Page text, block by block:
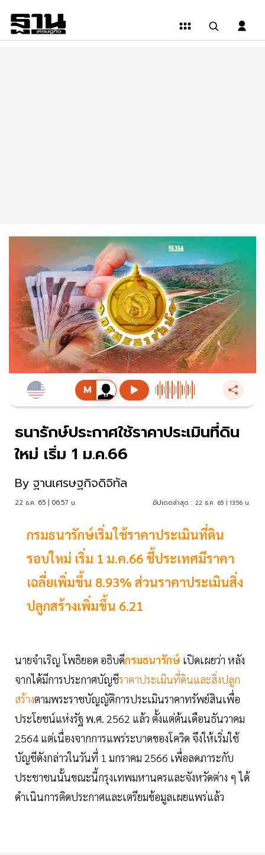
ธนารักษ์ประกาศใช้ราคาประเมินที่ดิน
ใหม่ เริ่ม 1 ม.ค.66
By ฐานเศรษฐกิจดิจิทัล
22 ธ.ค. 65 | 06:57 น. อัปเดตล่าสุด : 22 ธ.ค. 65 | 13:56 น.
กรมธนารักษ์เริ่มใช้ราคาประเมินที่ดิน
รอบใหม่ เริ่ม 1 ม.ค.66 ชี้ประเทศมีราคา
เฉลี่ยเพิ่มขึ้น 8.93% ส่วนราคาประเมินสิ่ง
ปลูกสร้างเพิ่มขึ้น 6.21
นายจำเริญ โพธิยอด อธิบดีกรมธนารักษ์ เปิดเผยว่า หลัง
จากได้มีการประกาศบัญชีราคาประเมินที่ดินและสิ่งปลูก
สร้างตามพระราชบัญญัติการประเมินราคาทรัพย์สินเพื่อ
ประโยชน์แห่งรัฐ พ.ศ. 2562 แล้ว ตั้งแต่ต้นเดือนธันวาคม
2564 แต่เนื่องจากการแพร่ระบาดของโควิด จึงให้เริ่มใช้
บัญชีดังกล่าวในวันที่ 1 มกราคม 2566 เพื่อลดภาระกับ
ประชาชนนั้นขณะนี้กรุงเทพมหานครและจังหวัดต่าง ๆ ได้
ดำเนินการติดประกาศและเตรียมข้อมูลเผยแพร่แล้ว